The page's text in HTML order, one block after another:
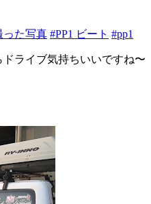
った写真 #PP1 ビート #pp1
ライブ気持ちいいですね〜